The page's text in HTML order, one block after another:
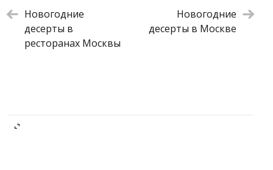
Новогодние
десерты в
ресторанах Москвы
Новогодние
десерты в Москве